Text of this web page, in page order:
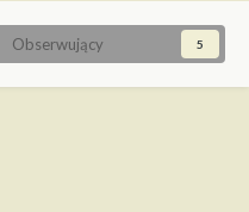
Obserwujący 5